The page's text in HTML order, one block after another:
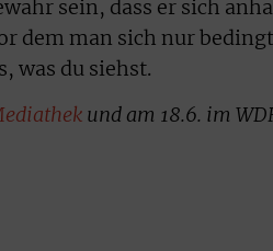
sein, dass er sich
dem man sich nur bedingt
was du siehst.
und am 18.6. im